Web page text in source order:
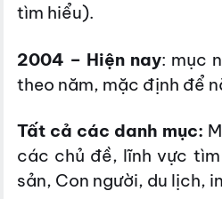
tìm hiểu).
2004 – Hiện nay: mục
theo năm, mặc định để
Tất cả các danh mục:
các chủ đề, lĩnh vực
sản, Con người, du lịch,